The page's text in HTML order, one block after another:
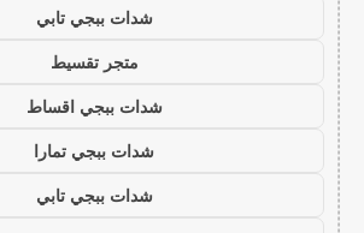
شدات ببجي تابي
متجر تقسيط
شدات ببجي اقساط
شدات ببجي تمارا
شدات ببجي تابي